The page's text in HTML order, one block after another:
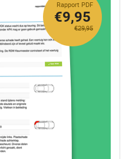
Rapport PDF
€29,95
€9,95